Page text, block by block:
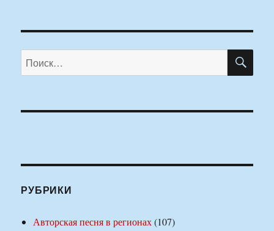
Искать:
РУБРИКИ
Авторская песня в регионах(107)